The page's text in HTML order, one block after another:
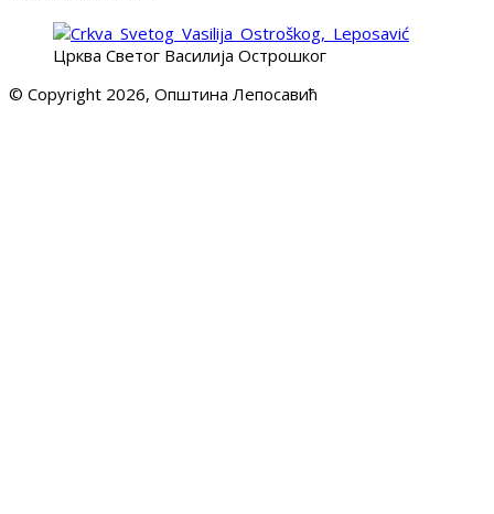
Црква Светог Василија Острошког
© Copyright 2026, Општина Лепосавић